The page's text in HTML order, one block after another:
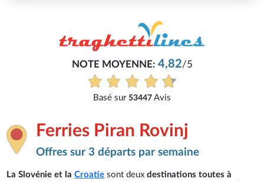
NOTE MOYENNE: 4,82/5
Basé sur53447Avis
Ferries Piran Rovinj
Offres sur 3 départs par semaine
La Slovénie et laCroatie sont deuxdestinations toutes à